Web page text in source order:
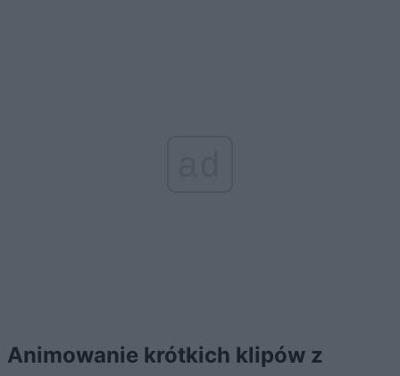
Animowanie krótkich klipów z